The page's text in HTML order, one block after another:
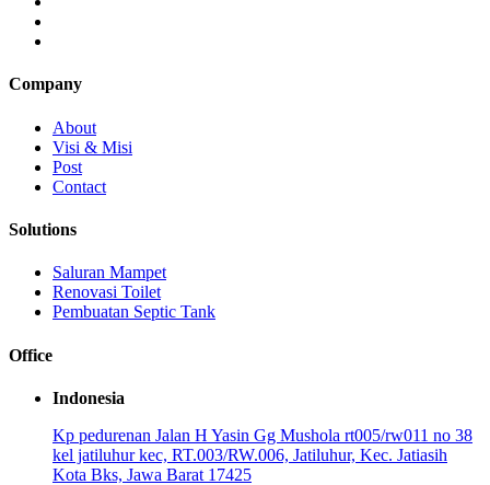
Company
About
Visi & Misi
Post
Contact
Solutions
Saluran Mampet
Renovasi Toilet
Pembuatan Septic Tank
Office
Indonesia
Kp pedurenan Jalan H Yasin Gg Mushola rt005/rw011 no 38
kel jatiluhur kec, RT.003/RW.006, Jatiluhur, Kec. Jatiasih
Kota Bks, Jawa Barat 17425